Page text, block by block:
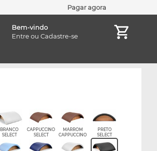
Pagar agora
Bem-vindo
Entreou Cadastre-se
BRANCO
SELECT
CAPPUCCINO
SELECT
MARROM
CAPPUCCINO
PRETO
SELECT